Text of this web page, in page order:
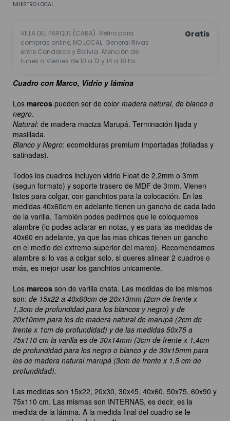
NUESTRO LOCAL
VILLA DEL PARQUE (CABA) Retiro para
compras online, NO LOCAL. General Rivas
entre Condarco y Bolivia. Atención de
Lunes a Viernes de 10 a 13 y 14 a 18 hs.
Gratis
Cuadro con Marco, Vidrio y lámina
Los marcos pueden ser de color madera natural, de blanco o
negro.
Natural: de madera maciza Marupá. Terminación lijada y
masillada.
Blanco y Negro: ecomolduras premium importadas (foliadas y
satinadas).
Todos los cuadros incluyen vidrio Float de 2,2mm o 3mm
(segun formato) y soporte trasero de MDF de 3mm. Vienen
listos para colgar, con ganchitos para la colocación. En las
medidas 40x60cm en adelante tienen un gancho de cada lado
de la varilla. También podes pedirnos que le coloquemos
alambre (lo podes aclarar en notas, y es para las medidas de
40x60 en adelante, ya que las mas chicas tienen un gancho
en el medio del extremo superior del marco). Recomendamos
alambre si lo vas a colgar solo, si queres alinear 2 cuadros o
más, es mejor usar los ganchitos unicamente.
Los marcos son de varilla chata. Las medidas de los mismos
son: de 15x22 a 40x60cm de 20x13mm (2cm de frente x
1,3cm de profundidad para los blancos y negro) y de
20x10mm para los de madera natural de marupá (2cm de
frente x 1cm de profundidad) y de las medidas 50x75 a
75x110 cm la varilla es de 30x14mm (3cm de frente x 1,4cm
de profundidad para los negro o blanco y de 30x15mm para
los de madera natural marupá (3cm de frente x 1,5 cm de
profundidad).
Las medidas son 15x22, 20x30, 30x45, 40x60, 50x75, 60x90 y
75x110 cm. Las mismas son INTERNAS, es decir, es la
medida de la lámina. A la medida final del cuadro se le